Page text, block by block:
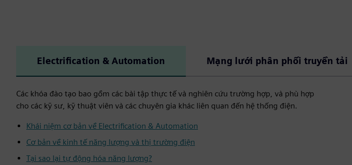
Electrification & Automation Mạng lưới phân phối truyền tải
Các khóa đào tạo bao gồm các bài tập thực tế và nghiên cứu trường hợp, và phù hợp
cho các kỹ sư, kỹ thuật viên và các chuyên gia khác liên quan đến hệ thống điện.
Khái niệm cơ bản về Electrification & Automation
Cơ bản về kinh tế năng lượng và thị trường điện
Tại sao lại tự động hóa năng lượng?